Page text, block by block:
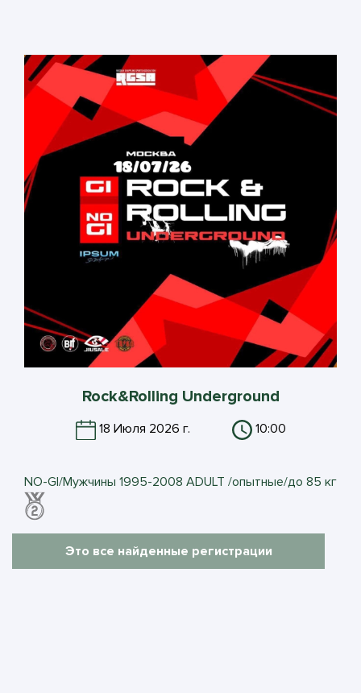
Rock&Rolling Underground
18 Июля 2026 г. 10:00
NO-GI/Мужчины 1995-2008 ADULT /опытные/до 85 кг
Это все найденные регистрации